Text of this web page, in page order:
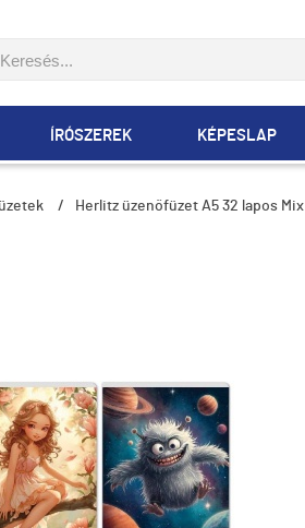
ÍRÓSZEREK KÉPESLAP
/ Herlitz üzenőfüzet A5 32 lapos Mix